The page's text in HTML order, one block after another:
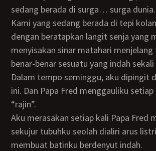
sedang berada di surga… surga dunia.
Kami yang sedang berada di tepi kolam renang ini,
dengan beratapkan langit senja yang
menyisakan sinar matahari
benar-benar sesuatu yang indah
Dalam tempo seminggu, aku dipingit di rumah megah
ini. Dan Papa Fred menggauliku
“rajin”.
Aku merasakan setiap kali Papa Fred menggauliku,
sekujur tubuhku seolah dialiri arus
membuat batinku berdenyut indah.